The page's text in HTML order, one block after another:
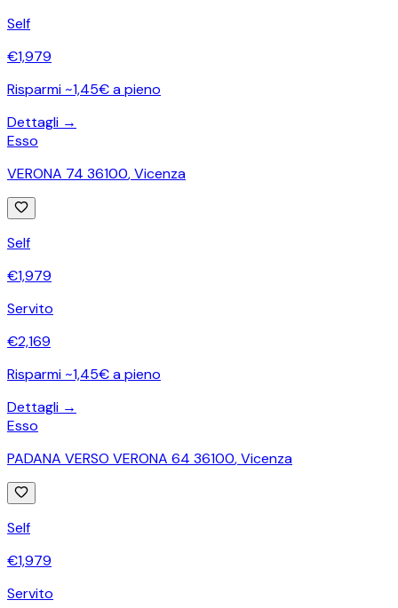
Self
€1,979
Risparmi ~1,45€ a pieno
Dettagli →
Esso
VERONA 74 36100,Vicenza
Self
€1,979
Servito
€2,169
Risparmi ~1,45€ a pieno
Dettagli →
Esso
PADANA VERSO VERONA 64 36100,Vicenza
Self
€1,979
Servito